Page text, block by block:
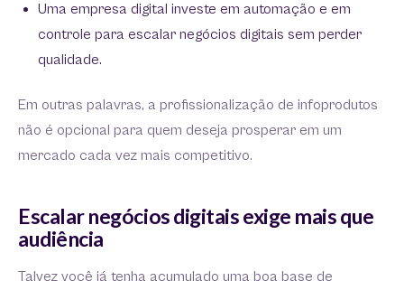
Uma empresa digital investe em automação e em
controle para escalar negócios digitais sem perder
qualidade.
Em outras palavras, a profissionalização de infoprodutos
não é opcional para quem deseja prosperar em um
mercado cada vez mais competitivo.
Escalar negócios digitais exige mais que
audiência
Talvez você já tenha acumulado uma boa base de